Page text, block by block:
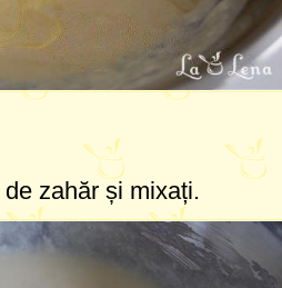
de zahăr și mixați.